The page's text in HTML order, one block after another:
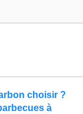
choisir ?
à